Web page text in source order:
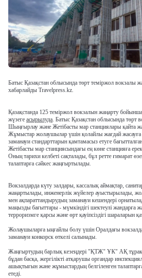
Батыс Қазақстан облысында төрт теміржол вокзалы
хабарлайды Travelpress.kz.
Қазақстанда 125 теміржол вокзалын жаңарту
жүзеге асырылуда. Батыс Қазақстан облысында төрт
Шыңғырлау және Жетібасты мар станциялары қайта
Жұмыстар жолаушылар үшін қолайлы жағдай жасауға
заманауи стандарттарын қамтамасыз етуге
Жетібасты мар станциясындағы ең көне станцияға
Оның тарихи келбеті сақталады, бұл ретте ғимарат
талаптарға сәйкес жаңғыртылады.
Вокзалдарда күту залдары, кассалық аймақтар,
жаңартылады, инженерлік жүйелер ауыстырылады,
мен ақпараттандырудың заманауи кешендері
маңызды бағыттары - мүмкіндігі шектеулі жандарға
терроризмге қарсы және өрт қауіпсіздігі шараларын
Жолаушыларға ыңғайлы болу үшін Оралдағы
заманауи конкорск өткелі салынады.
Жаңғыртудың барлық кезеңдері "ҚТЖ" ҰК" АҚ
бұдан басқа, жергілікті атқарушы органдар
ашықтығын және жұмыстардың белгіленген
етеді.